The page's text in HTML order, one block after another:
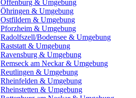
Offenburg & Umgebung
Öhringen & Umgebung
Ostfildern & Umgebung
Pforzheim & Umgebung
Radolfszell/Bodensee & Umgebung
Raststatt & Umgebung
Ravensburg & Umgebung
Remseck am Neckar & Umgebung
Reutlingen & Umgebung
Rheinfelden & Umgebung
Rheinstetten & Umgebung